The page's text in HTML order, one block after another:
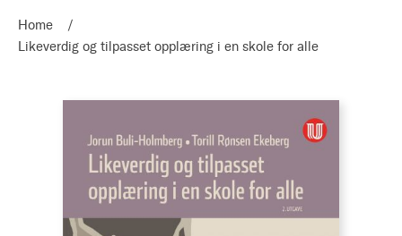
Home
Likeverdig og tilpasset opplæring i en skole for alle